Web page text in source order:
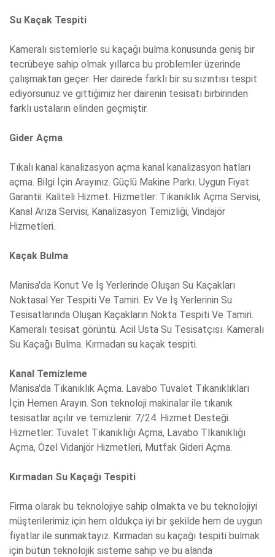
Su Kaçak Tespiti
Kameralı sistemlerle su kaçağı bulma konusunda geniş bir
tecrübeye sahip olmak yıllarca bu problemler üzerinde
çalışmaktan geçer. Her dairede farklı bir su sızıntısı tespit
ediyorsunuz ve gittiğimiz her dairenin tesisatı birbirinden
farklı ustaların elinden geçmiştir.
Gider Açma
Tıkalı kanal kanalizasyon açma kanal kanalizasyon hatları
açma. Bilgi İçin Arayınız. Güçlü Makine Parkı. Uygun Fiyat
Garantii. Kaliteli Hizmet. Hizmetler: Tıkanıklık Açma Servisi,
Kanal Arıza Servisi, Kanalizasyon Temizliği, Vindajör
Hizmetleri.
Kaçak Bulma
Manisa'da Konut Ve İş Yerlerinde Oluşan Su Kaçakları
Noktasal Yer Tespiti Ve Tamiri. Ev Ve İş Yerlerinin Su
Tesisatlarında Oluşan Kaçakların Nokta Tespiti Ve Tamiri.
Kameralı tesisat görüntü. Acil Usta Su Tesisatçısı. Kameralı
Su Kaçağı Bulma. Kırmadan su kaçak tespiti.
Kanal Temizleme
Manisa'da Tıkanıklık Açma. Lavabo Tuvalet Tıkanıklıkları
İçin Hemen Arayın. Son teknoloji makinalar ile tıkanık
tesisatlar açılır ve temizlenir. 7/24. Hizmet Desteği.
Hizmetler: Tuvalet Tıkanıklığı Açma, Lavabo TIkanıklığı
Açma, Özel Vidanjör Hizmetleri, Mutfak Gideri Açma.
Kırmadan Su Kaçağı Tespiti
Firma olarak bu teknolojiye sahip olmakta ve bu teknolojiyi
müşterilerimiz için hem oldukça iyi bir şekilde hem de uygun
fiyatlar ile sunmaktayız. Kırmadan su kaçağı tespiti bulmak
için bütün teknolojik sisteme sahip ve bu alanda